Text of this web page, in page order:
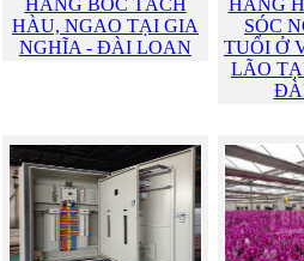
HÀNG BÓC TÁCH
HÀU, NGAO TẠI GIA
NGHĨA - ĐÀI LOAN
HÀNG
SÓC
TUỔI Ở
LÃO